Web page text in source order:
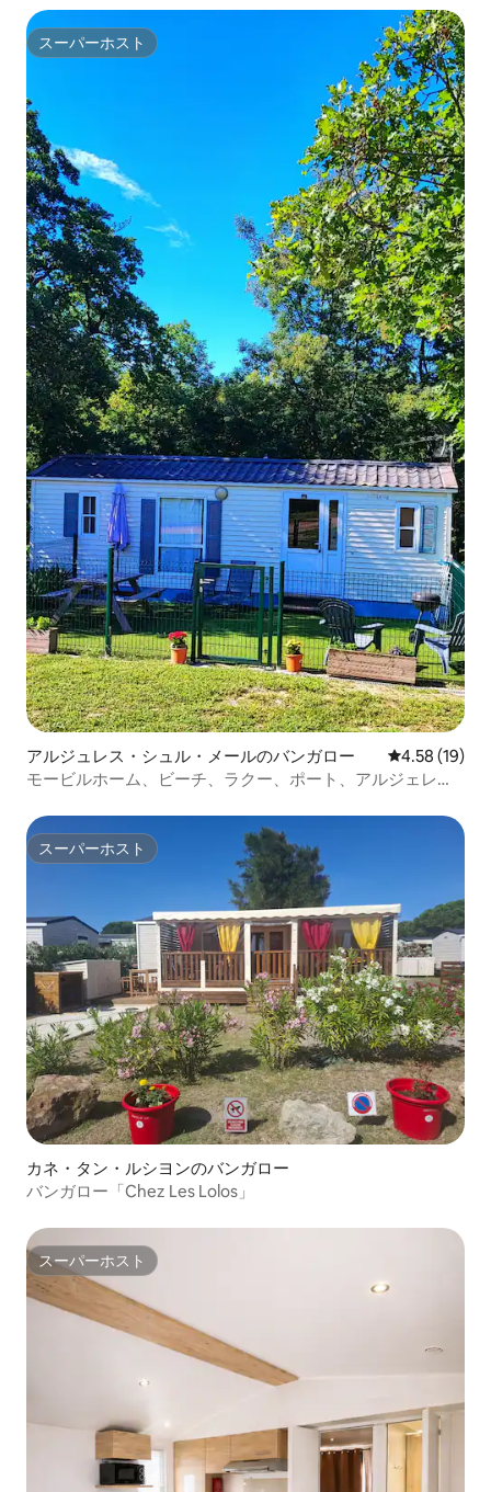
スーパーホスト
スーパーホスト
アルジュレス・シュル・メールのバンガロー レビュー19
4.58 (19)
モービルホーム、ビーチ、ラクー、ポート、アルジェレ
スーパーホスト
スーパーホスト
カネ・タン・ルシヨンのバンガロー
バンガロー「Chez Les Lolos」
スーパーホスト
スーパーホスト